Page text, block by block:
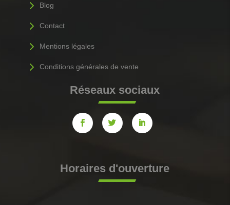
5 Blog
5 Contact
5 Mentions légales
5 Conditions générales de vente
Réseaux sociaux
Horaires d'ouverture